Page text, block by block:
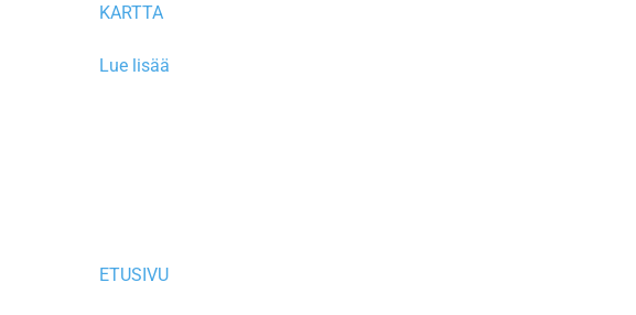
KARTTA
Lue lisää
ETUSIVU